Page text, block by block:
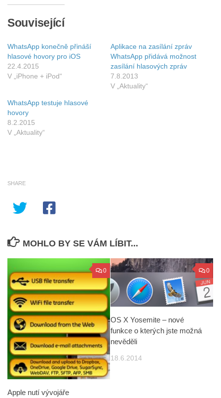
Související
WhatsApp konečně přináší
hlasové hovory pro iOS
22.4.2015
V „iPhone + iPod“
Aplikace na zasílání zpráv
WhatsApp přidává možnost
zasílání hlasových zpráv
7.8.2013
V „Aktuality“
WhatsApp testuje hlasové
hovory
8.2.2015
V „Aktuality“
SHARE
MOHLO BY SE VÁM LÍBIT...
0
Apple nutí vývojáře
0
OS X Yosemite – nové
funkce o kterých jste možná
nevěděli
18.6.2014